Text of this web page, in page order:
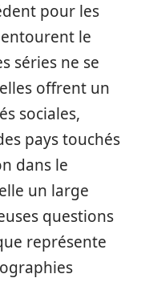
pour les
le
séries ne se
offrent un
sociales,
pays touchés
dans le
un large
questions
représente